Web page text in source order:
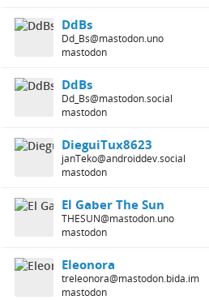
DdBs
Dd_Bs@mastodon.uno
mastodon
DdBs
Dd_Bs@mastodon.social
mastodon
DieguiTux8623
janTeko@androiddev.social
mastodon
El Gaber The Sun
THESUN@mastodon.uno
mastodon
Eleonora
treleonora@mastodon.bida.im
mastodon